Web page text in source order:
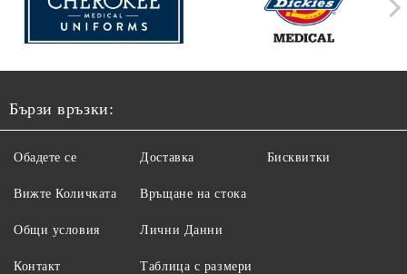
Бързи връзки:
Обадете се
Вижте Количката
Общи условия
Контакт
Доставка
Връщане на стока
Лични Данни
Таблица с размери
Бисквитки